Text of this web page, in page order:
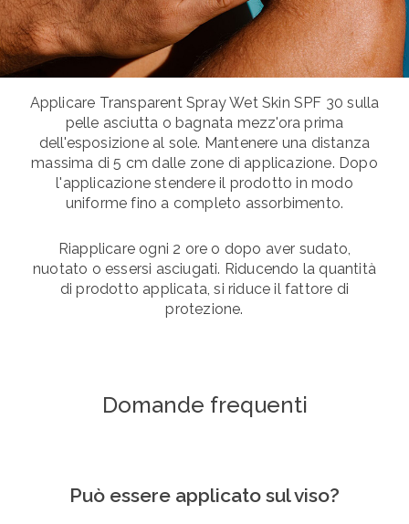
Applicare Transparent Spray Wet Skin SPF 30 sulla
pelle asciutta o bagnata mezz'ora prima
dell'esposizione al sole. Mantenere una distanza
massima di 5 cm dalle zone di applicazione. Dopo
l'applicazione stendere il prodotto in modo
uniforme fino a completo assorbimento.
Riapplicare ogni 2 ore o dopo aver sudato,
nuotato o essersi asciugati. Riducendo la quantità
di prodotto applicata, si riduce il fattore di
protezione.
Domande frequenti
Può essere applicato sul viso?